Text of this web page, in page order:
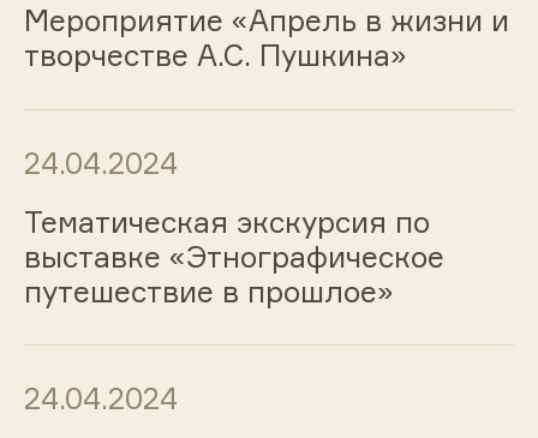
Мероприятие «Апрель в жизни и
творчестве А.С. Пушкина»
24.04.2024
Тематическая экскурсия по
выставке «Этнографическое
путешествие в прошлое»
24.04.2024